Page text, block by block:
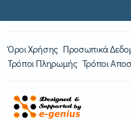
Όροι Χρήσης Προσωπικά
Τρόποι Πληρωμής Τρόποι